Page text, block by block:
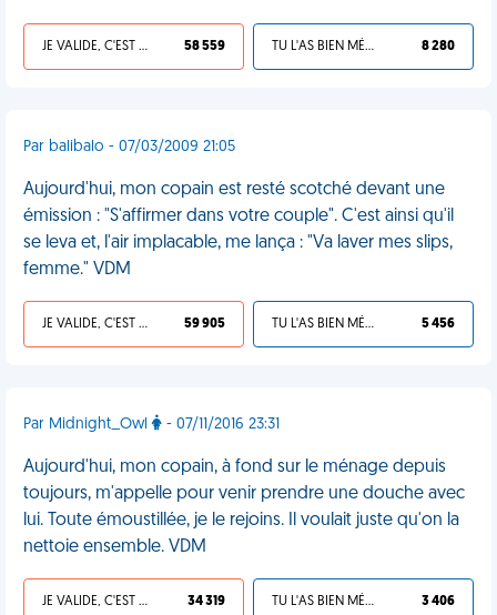
JE VALIDE, C'EST UNE VDM 58 559 TU L'AS BIEN MÉRITÉ 8 280
Par balibalo - 07/03/2009 21:05
Aujourd'hui, mon copain est resté scotché devant une
émission : "S'affirmer dans votre couple". C'est ainsi qu'il
se leva et, l'air implacable, me lança : "Va laver mes slips,
femme." VDM
JE VALIDE, C'EST UNE VDM 59 905 TU L'AS BIEN MÉRITÉ 5 456
Par Midnight_Owl - 07/11/2016 23:31
Aujourd'hui, mon copain, à fond sur le ménage depuis
toujours, m'appelle pour venir prendre une douche avec
lui. Toute émoustillée, je le rejoins. Il voulait juste qu'on la
nettoie ensemble. VDM
JE VALIDE, C'EST UNE VDM 34 319 TU L'AS BIEN MÉRITÉ 3 406